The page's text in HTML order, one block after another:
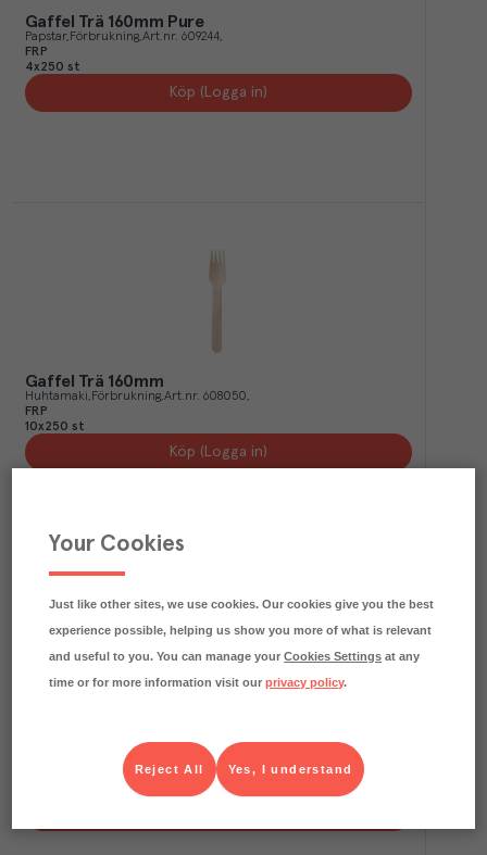
Gaffel Trä 160mm Pure
Papstar Förbrukning Art.nr. 609244
FRP
4x250 st
Köp (Logga in)
Gaffel Trä 160mm
Huhtamaki Förbrukning Art.nr. 608050
FRP
10x250 st
Köp (Logga in)
Omrörare trä Pure 130mm
Förbrukning
601295
Your Cookies
Just like other sites, we use cookies. Our cookies give you the best
experience possible, helping us show you more of what is relevant
and useful to you. You can manage yourCookies Settings at any
time or for more information visit ourprivacy policy.
Yes, I understand
Reject All